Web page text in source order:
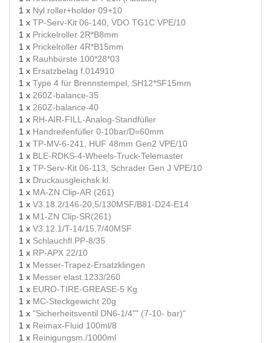
1 x Nyl.roller+holder 09+10
1 x TP-Serv-Kit 06-140, VDO TG1C VPE/10
1 x Prickelroller 2R*B8mm
1 x Prickelroller 4R*B15mm
1 x Rauhbürste 100*28*03
1 x Ersatzbelag f.014910
1 x Type 4 für Brennstempel, SH12*SF15mm
1 x 260Z-balance-35
1 x 260Z-balance-40
1 x RH-AIR-FILL-Analog-Standfüller
1 x Handreifenfüller 0-10bar/D=60mm
1 x TP-MV-6-241, HUF 48mm Gen2 VPE/10
1 x BLE-RDKS-4-Wheels-Truck-Telemaster
1 x TP-Serv-Kit 06-113, Schrader Gen J VPE/10
1 x Druckausgleichsk.kl.
1 x MA-ZN Clip-AR (261)
1 x V3.18.2/146-20,5/130MSF/B81-D24-E14
1 x M1-ZN Clip-SR(261)
1 x V3.12.1/T-14/15,7/40MSF
1 x Schlauchfl.PP-8/35
1 x RP-APX 22/10
1 x Messer-Trapez-Ersatzklingen
1 x Messer elast.1233/260
1 x EURO-TIRE-GREASE-5 Kg
1 x MC-Steckgewicht 20g
1 x "Sicherheitsventil DN6-1/4"" (7-10- bar)"
1 x Reimax-Fluid 100ml/8
1 x Reinigungsm./1000ml